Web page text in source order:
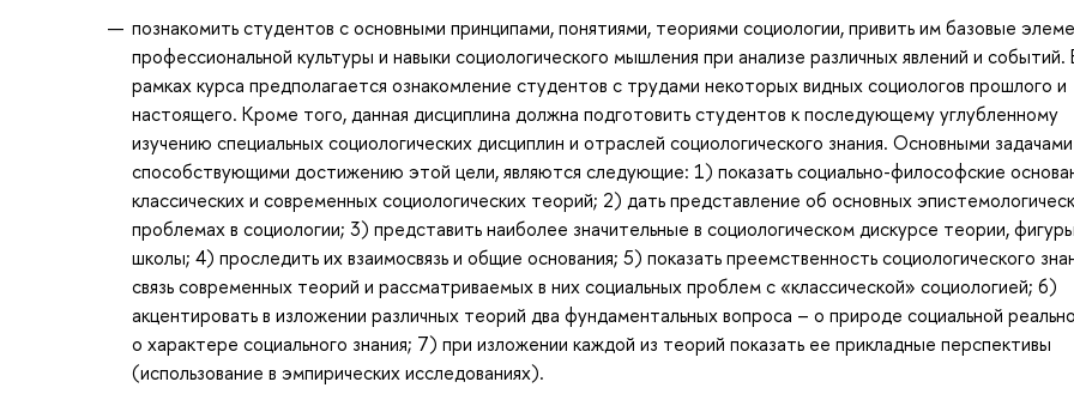
познакомить студентов с основными принципами, понятиями, теориями социологии, привить им базовые
профессиональной культуры и навыки социологического мышления при анализе различных явлений и событий.
рамках курса предполагается ознакомление студентов с трудами некоторых видных социологов прошлого и
настоящего. Кроме того, данная дисциплина должна подготовить студентов к последующему углубленному
изучению специальных социологических дисциплин и отраслей социологического знания. Основными
способствующими достижению этой цели, являются следующие: 1) показать социально-философские
классических и современных социологических теорий; 2) дать представление об основных
проблемах в социологии; 3) представить наиболее значительные в социологическом дискурсе теории,
школы; 4) проследить их взаимосвязь и общие основания; 5) показать преемственность социологического
связь современных теорий и рассматриваемых в них социальных проблем с «классической» социологией; 6)
акцентировать в изложении различных теорий два фундаментальных вопроса – о природе социальной
о характере социального знания; 7) при изложении каждой из теорий показать ее прикладные перспективы
(использование в эмпирических исследованиях).